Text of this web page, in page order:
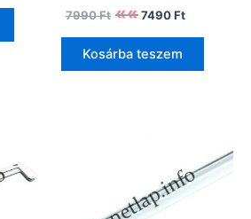
7990Ft
Original
price
was:
7990 Ft.
7490Ft
price
is:
Kosárba teszem